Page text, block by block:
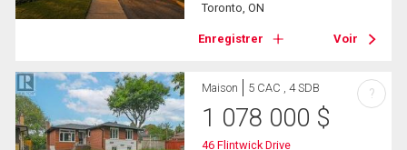
Toronto, ON
Enregistrer Voir
Maison 5 CAC , 4 SDB
1 078 000 $
46 Flintwick Drive
?